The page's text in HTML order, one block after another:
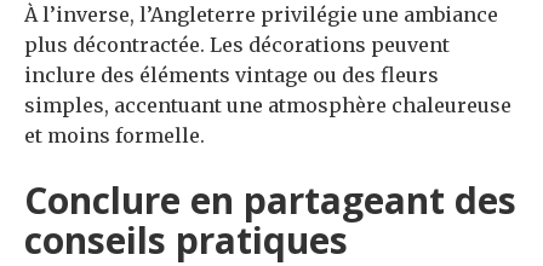
À l’inverse, l’Angleterre privilégie une ambiance
plus décontractée. Les décorations peuvent
inclure des éléments vintage ou des fleurs
simples, accentuant une atmosphère chaleureuse
et moins formelle.
Conclure en partageant des
conseils pratiques